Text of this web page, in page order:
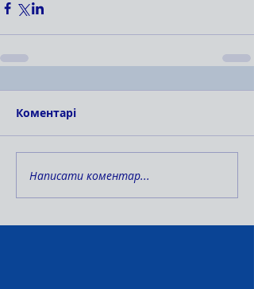
Коментарі
Написати коментар...